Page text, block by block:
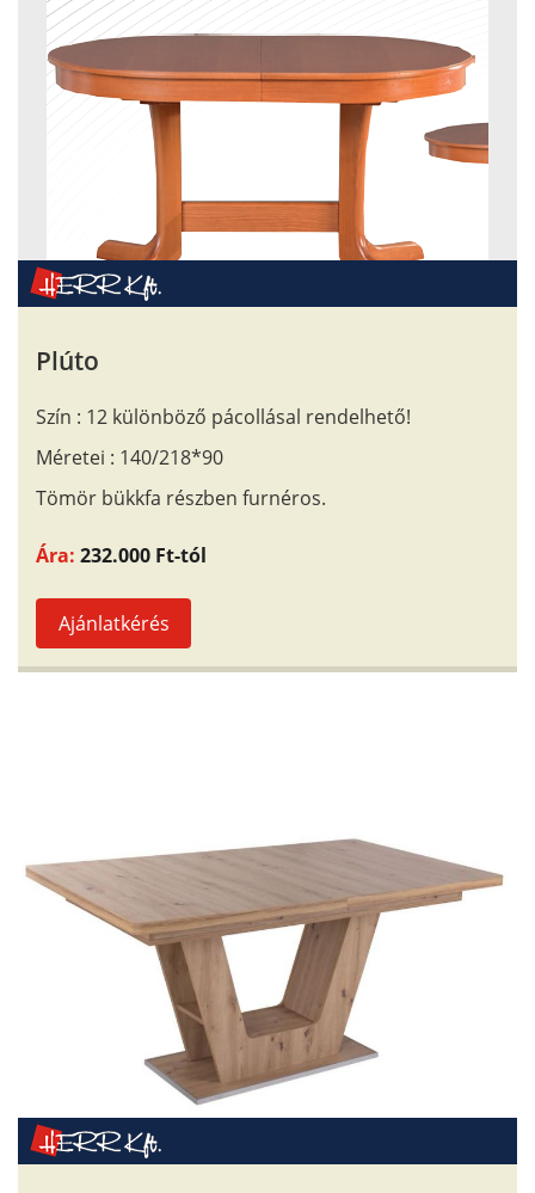
Plúto
Szín : 12 különböző pácollásal rendelhető!
Méretei : 140/218*90
Tömör bükkfa részben furnéros.
Ára: 232.000 Ft-tól
Ajánlatkérés